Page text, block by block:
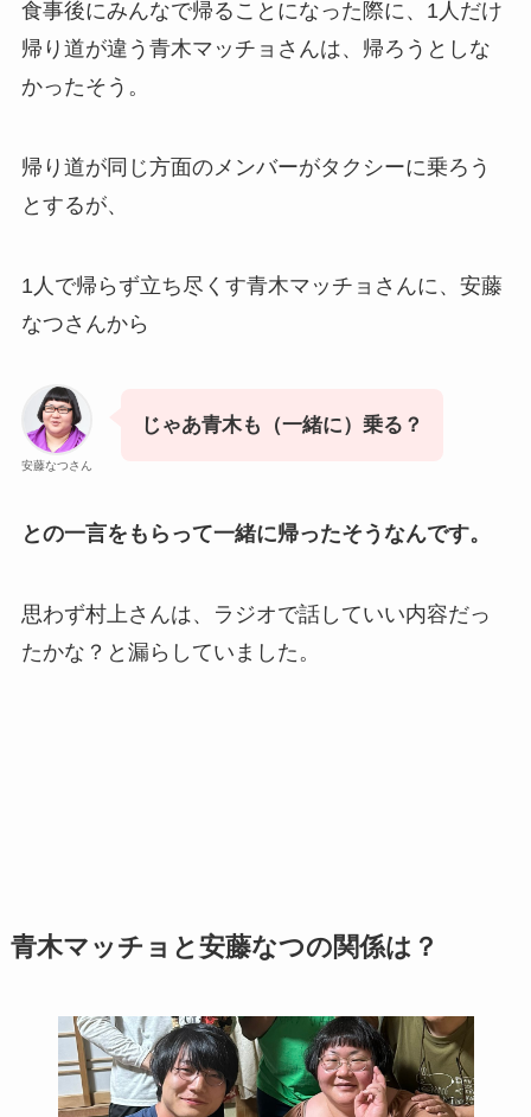
食事後にみんなで帰ることになった際に、1人だけ
帰り道が違う青木マッチョさんは、帰ろうとしな
かったそう。
帰り道が同じ方面のメンバーがタクシーに乗ろう
とするが、
1人で帰らず立ち尽くす青木マッチョさんに、安藤
なつさんから
安藤なつさん
じゃあ青木も（一緒に）乗る？
との一言をもらって一緒に帰ったそうなんです。
思わず村上さんは、ラジオで話していい内容だっ
たかな？と漏らしていました。
青木マッチョと安藤なつの関係は？